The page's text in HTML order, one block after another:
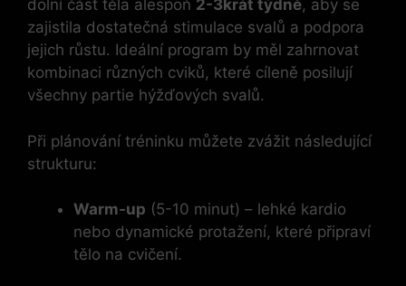
dolní část ⁤těla alespoň 2-3krát týdně, aby‌ se
zajistila dostatečná stimulace svalů a podpora
jejich ⁤růstu. Ideální program by měl zahrnovat
kombinaci různých cviků, které cíleně posilují
všechny partie hýžďových svalů.
Při plánování tréninku můžete zvážit následující
strukturu:
Warm-up (5-10 minut) – lehké‌ kardio
nebo dynamické protažení, které připraví
tělo na cvičení.